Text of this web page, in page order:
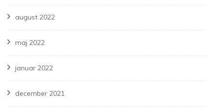
august 2022
maj 2022
januar 2022
december 2021